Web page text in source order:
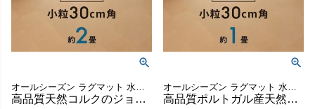
高品質天然コルクのジョイントマット ラコル小粒 36枚セット約2畳 厚み8mm [84112-036]
高品質ポルトガル産天然コルクのジョイントマット ラコル小粒30cm 18枚 約1畳 [84112-018]